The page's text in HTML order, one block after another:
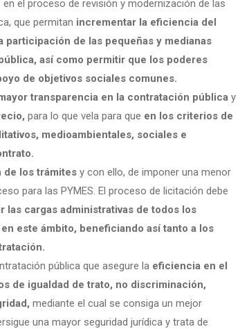
el proceso de revisión y modernización de las
que permitan incrementar la eficiencia del
de las pequeñas y medianas
así como permitir que los poderes
de objetivos sociales comunes.
transparencia en la contratación pública y
para lo que vela para que en los criterios de
medioambientales, sociales e
de los trámites y con ello, de imponer una menor
para las PYMES. El proceso de licitación debe
las cargas administrativas de todos los
este ámbito, beneficiando así tanto a los
pública que asegure la eficiencia en el
de igualdad de trato, no discriminación,
mediante el cual se consiga un mejor
una mayor seguridad jurídica y trata de